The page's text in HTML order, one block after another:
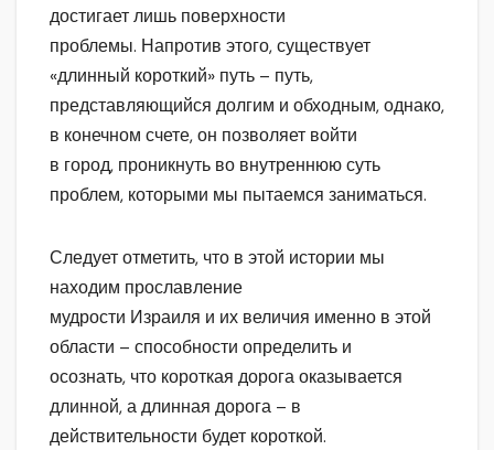
достигает лишь поверхности
проблемы. Напротив этого, существует
«длинный короткий» путь – путь,
представляющийся долгим и обходным, однако,
в конечном счете, он позволяет войти
в город, проникнуть во внутреннюю суть
проблем, которыми мы пытаемся заниматься.
Следует отметить, что в этой истории мы
находим прославление
мудрости Израиля и их величия именно в этой
области – способности определить и
осознать, что короткая дорога оказывается
длинной, а длинная дорога – в
действительности будет короткой.